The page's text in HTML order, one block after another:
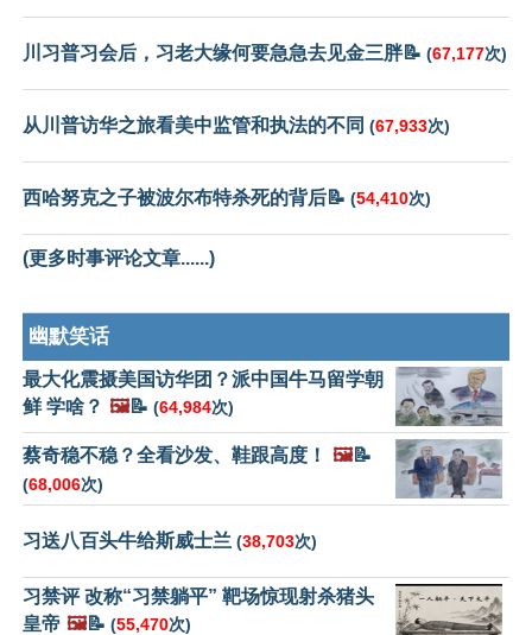
川习普习会后，习老大缘何要急急去见金三胖📝 (67,177次)
从川普访华之旅看美中监管和执法的不同 (67,933次)
西哈努克之子被波尔布特杀死的背后📝 (54,410次)
(更多时事评论文章......)
幽默笑话
最大化震摄美国访华团？派中国牛马留学朝
鲜 学啥？ 🖼️📝 (64,984次)
蔡奇稳不稳？全看沙发、鞋跟高度！ 🖼️📝
(68,006次)
习送八百头牛给斯威士兰 (38,703次)
习禁评 改称“习禁躺平” 靶场惊现射杀猪头
皇帝 🖼️📝 (55,470次)